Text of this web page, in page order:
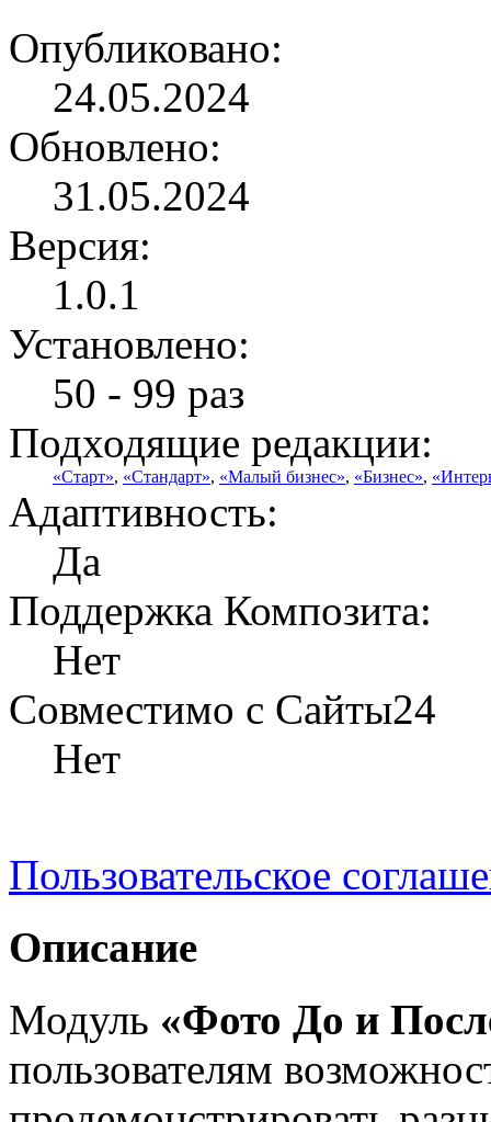
Опубликовано:
24.05.2024
Обновлено:
31.05.2024
Версия:
1.0.1
Установлено:
50 - 99 раз
Подходящие редакции:
«Старт», «Стандарт», «Малый бизнес», «Бизнес»,
Адаптивность:
Да
Поддержка Композита:
Нет
Совместимо с Сайты24
Нет
Пользовательское
Описание
Модуль «Фото До и
пользователям